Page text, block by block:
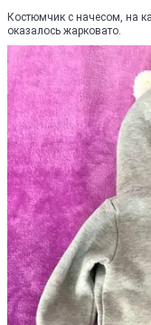
Костюмчик с начесом, на
оказалось жарковато.